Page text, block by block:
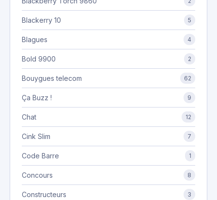
Blackerry 10 5
Blagues 4
Bold 9900 2
Bouygues telecom 62
Ça Buzz ! 9
Chat 12
Cink Slim 7
Code Barre 1
Concours 8
Constructeurs 3